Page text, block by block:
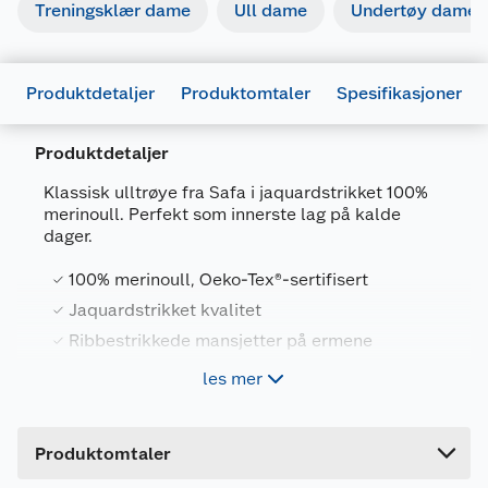
Treningsklær dame Ull dame Undertøy dame
Produktdetaljer Produktomtaler Spesifikasjoner
Produktdetaljer
Klassisk ulltrøye fra Safa i jaquardstrikket 100%
merinoull. Perfekt som innerste lag på kalde
dager.
100% merinoull, Oeko-Tex®-sertifisert
Jaquardstrikket kvalitet
Ribbestrikkede mansjetter på ermene
Passer godt som innerste lag
tettsittende modell. Den er laget i myk og
les mer
Produktomtaler
Artikkelnummer
7032150147529
Leverandørens artikkelnummer
Størrelse
Farge